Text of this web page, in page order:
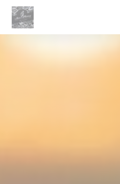
Painel de Gerenciamento de Cookies